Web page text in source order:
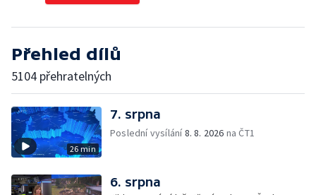
Přehled dílů
5104 přehratelných
26 min
7. srpna
Poslední vysílání8. 8. 2026 na ČT1
6. srpna